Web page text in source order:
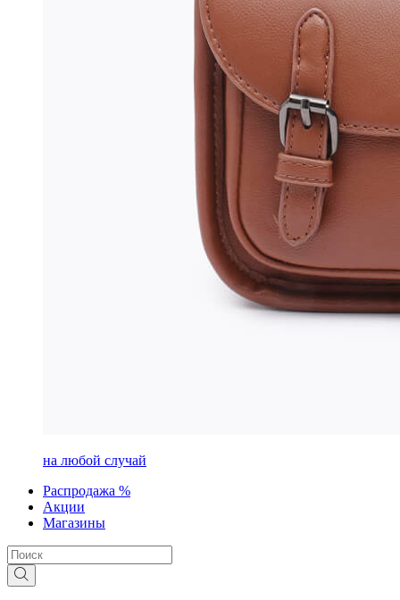
на любой случай
Распродажа %
Акции
Магазины